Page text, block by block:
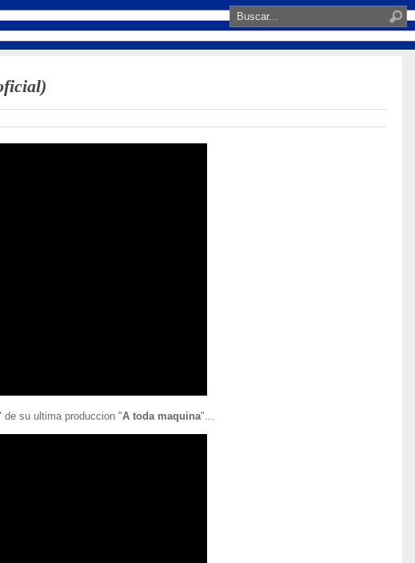
de su ultima produccion "A toda maquina"...